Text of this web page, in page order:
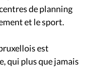
de planning
et le sport.
est
qui plus que jamais